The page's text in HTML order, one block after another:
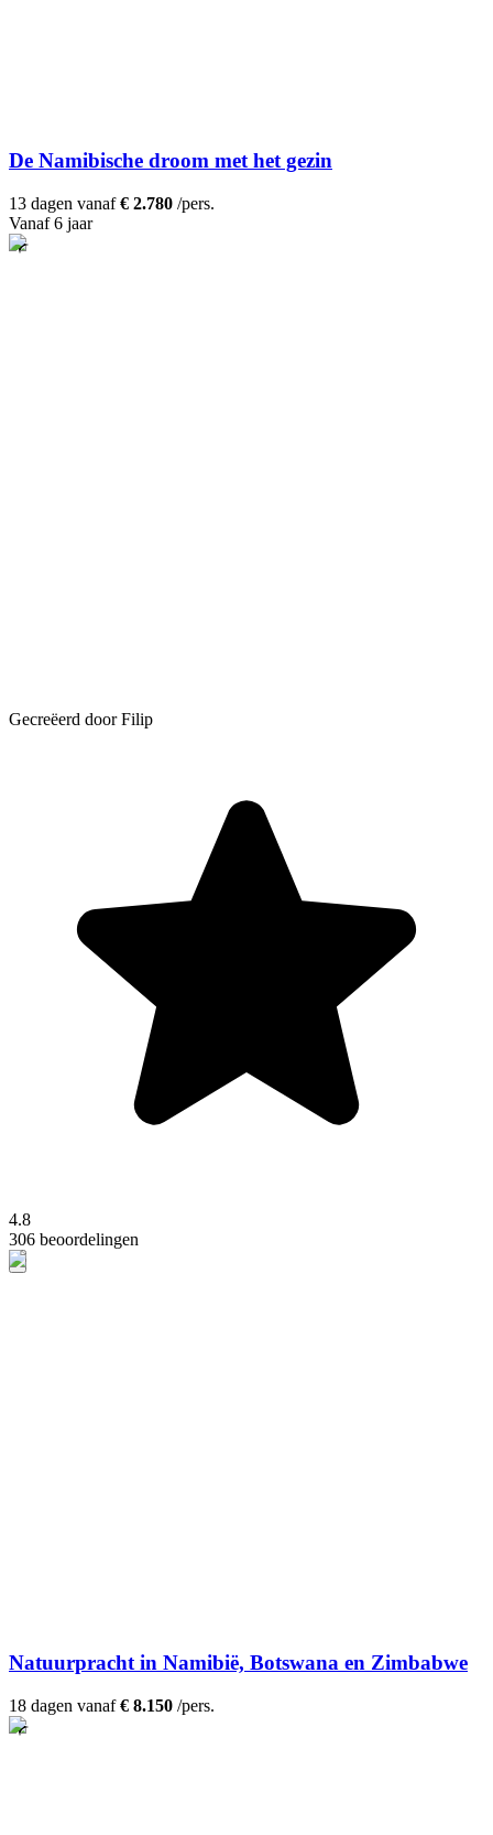
De Namibische droom met het gezin
13 dagen vanaf€ 2.780 /pers.
Vanaf 6 jaar
Gecreëerd door Filip
4.8
306 beoordelingen
Natuurpracht in Namibië, Botswana en Zimbabwe
18 dagen vanaf€ 8.150 /pers.